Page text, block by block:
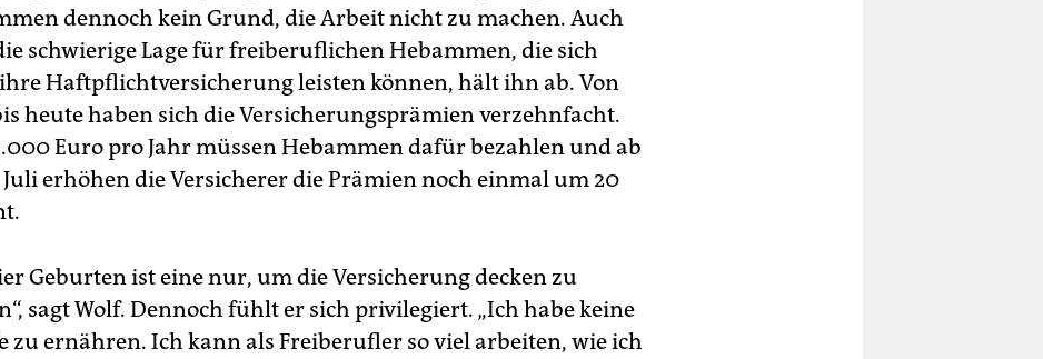
dennoch kein Grund, die Arbeit nicht zu machen. Auch
schwierige Lage für freiberuflichen Hebammen, die sich
Haftpflichtversicherung leisten können, hält ihn ab. Von
heute haben sich die Versicherungsprämien verzehnfacht.
Euro pro Jahr müssen Hebammen dafür bezahlen und ab
Juli erhöhen die Versicherer die Prämien noch einmal um 20
Geburten ist eine nur, um die Versicherung decken zu
sagt Wolf. Dennoch fühlt er sich privilegiert. „Ich habe keine
zu ernähren. Ich kann als Freiberufler so viel arbeiten, wie ich